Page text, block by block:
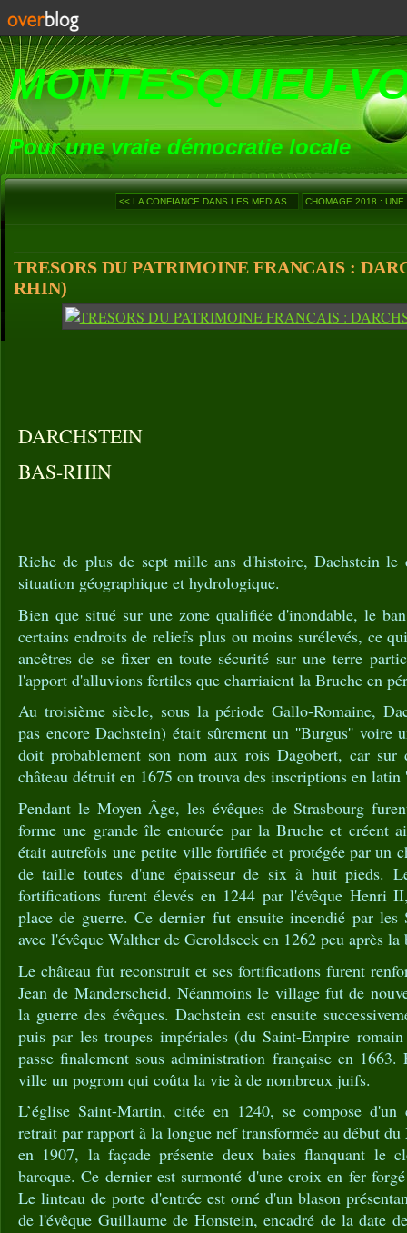
MONTESQUIEU-
Pour une vraie démocratie locale
<< LA CONFIANCE DANS LES MEDIAS... CHOMAGE 2018 :
TRESORS DU PATRIMOINE FRANCAIS :
RHIN)
DARCHSTEIN
BAS-RHIN
Riche de plus de sept mille ans d'histoire, Dachstein le
situation géographique et hydrologique.
Bien que situé sur une zone qualifiée d'inondable, le
certains endroits de reliefs plus ou moins surélevés, ce
ancêtres de se fixer en toute sécurité sur une terre
l'apport d'alluvions fertiles que charriaient la Bruche en
Au troisième siècle, sous la période Gallo-Romaine,
pas encore Dachstein) était sûrement un ''Burgus'' voire
doit probablement son nom aux rois Dagobert, car sur
château détruit en 1675 on trouva des inscriptions en
Pendant le Moyen Âge, les évêques de Strasbourg
forme une grande île entourée par la Bruche et créent
était autrefois une petite ville fortifiée et protégée par un
de taille toutes d'une épaisseur de six à huit pieds.
fortifications furent élevés en 1244 par l'évêque Henri
place de guerre. Ce dernier fut ensuite incendié par les
avec l'évêque Walther de Geroldseck en 1262 peu après
Le château fut reconstruit et ses fortifications furent
Jean de Manderscheid. Néanmoins le village fut de
la guerre des évêques. Dachstein est ensuite
puis par les troupes impériales (du Saint-Empire
passe finalement sous administration française en
ville un pogrom qui coûta la vie à de nombreux juifs.
L’église Saint-Martin, citée en 1240, se compose
retrait par rapport à la longue nef transformée au début
en 1907, la façade présente deux baies flanquant le
baroque. Ce dernier est surmonté d'une croix en fer
Le linteau de porte d'entrée est orné d'un blason
de l'évêque Guillaume de Honstein, encadré de la date